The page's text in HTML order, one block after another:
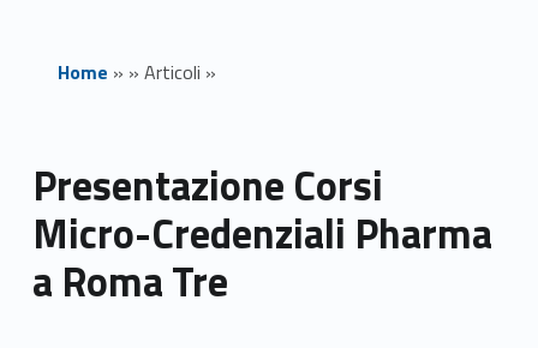
Home » » Articoli »
Presentazione Corsi
Micro-Credenziali Pharma
a Roma Tre